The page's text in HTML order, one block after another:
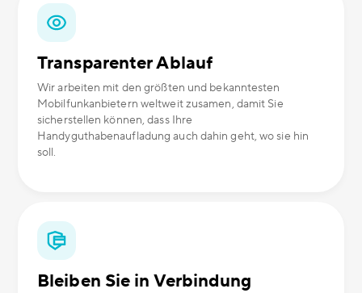
Transparenter Ablauf
Wir arbeiten mit den größten und bekanntesten
Mobilfunkanbietern weltweit zusamen, damit Sie
sicherstellen können, dass Ihre
Handyguthabenaufladung auch dahin geht, wo sie hin
soll.
Bleiben Sie in Verbindung